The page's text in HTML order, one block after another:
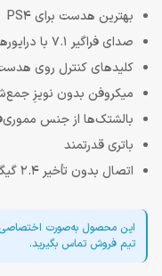
بهترین هدست برای PS4
صدای فراگیر 7.1 با درایورهای 50 میلی‌متری
کلیدهای کنترل روی
میکروفن بدون نویزِ
بالشتک‌ها از جنس
باتری قدرتمند
اتصال بدون تأخیر 2.4 گیگاهرتزی
این محصول به‌صورت اختصاصی
تیم فروش تماس بگیرید.